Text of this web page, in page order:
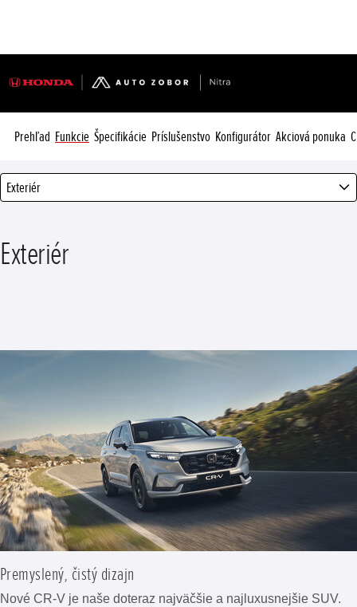
Prehľad Funkcie Špecifikácie Príslušenstvo Konfigurátor Akciová ponuka
Exteriér
Exteriér
Premyslený, čistý dizajn
Nové CR-V je naše doteraz najväčšie a najluxusnejšie SUV.